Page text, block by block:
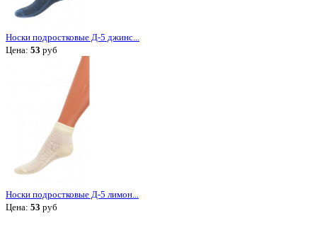
Носки подростковые Д-5 джинс...
Цена: 53 руб
Носки подростковые Д-5 лимон...
Цена: 53 руб